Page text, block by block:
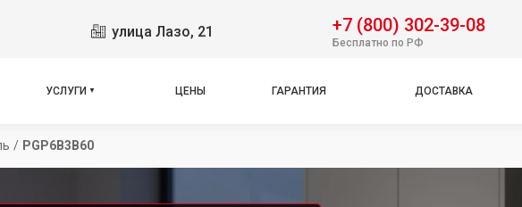
улица Лазо, 21 +7 (800) 302-39-08
Бесплатно по РФ
УСЛУГИ ЦЕНЫ ГАРАНТИЯ ДОСТАВКА
/ PGP6B3B60